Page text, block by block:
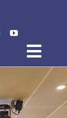
旅游办事处